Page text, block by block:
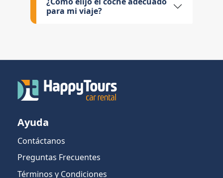
para mi viaje?
Ayuda
Contáctanos
Preguntas Frecuentes
Términos y Condiciones